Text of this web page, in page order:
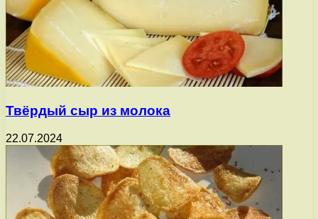
Твёрдый сыр из молока
22.07.2024